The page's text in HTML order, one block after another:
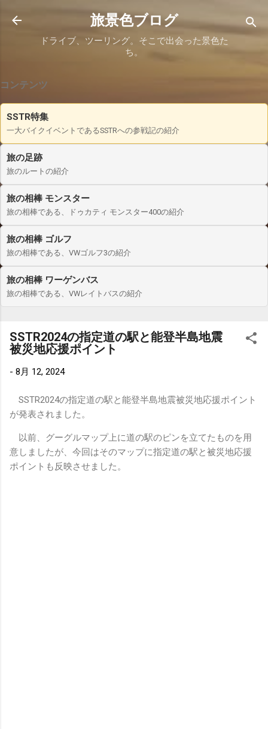
スキップしてメイン コンテンツに移動
旅景色ブログ
ドライブ、ツーリング。そこで出会った景色た
ち。
コンテンツ
SSTR特集
一大バイクイベントであるSSTRへの参戦記の紹介
旅の足跡
旅のルートの紹介
旅の相棒 モンスター
旅の相棒である、ドゥカティ モンスター400の紹介
旅の相棒 ゴルフ
旅の相棒である、VWゴルフ3の紹介
旅の相棒 ワーゲンバス
旅の相棒である、VWレイトバスの紹介
SSTR2024の指定道の駅と能登半島地震
被災地応援ポイント
- 8月 12, 2024
SSTR2024の指定道の駅と能登半島地震被災地応援ポイント
が発表されました。
以前、グーグルマップ上に道の駅のピンを立てたものを用
意しましたが、今回はそのマップに指定道の駅と被災地応援
ポイントも反映させました。